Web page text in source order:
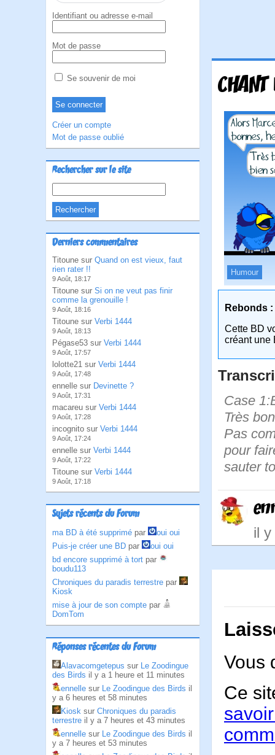
Identifiant ou adresse e-mail
Mot de passe
Se souvenir de moi
Créer un compte
Mot de passe oublié
Rechercher sur le site
Derniers commentaires
Titoune sur Quand on est vieux, faut
rien rater !!
9 Août, 18:17
Titoune sur Si on ne veut pas finir
comme la grenouille !
9 Août, 18:16
Titoune sur Verbi 1444
9 Août, 18:13
Pégase53 sur Verbi 1444
9 Août, 17:57
lolotte21 sur Verbi 1444
9 Août, 17:48
ennelle sur Devinette ?
9 Août, 17:31
macareu sur Verbi 1444
9 Août, 17:28
incognito sur Verbi 1444
9 Août, 17:24
ennelle sur Verbi 1444
9 Août, 17:22
Titoune sur Verbi 1444
9 Août, 17:18
Sujets récents du Forum
ma BD à été supprimé par
oui oui
Puis-je créer une BD par
oui oui
bd encore supprimé à tort par
boudu113
Chroniques du paradis terrestre par
Kiosk
mise à jour de son compte par
DomTom
Réponses récentes du Forum
Alavacomgetepus sur Le Zoodingue
des Birds il y a 1 heure et 11 minutes
ennelle sur Le Zoodingue des Birds il
y a 6 heures et 58 minutes
Kiosk sur Chroniques du paradis
terrestre il y a 7 heures et 43 minutes
ennelle sur Le Zoodingue des Birds il
y a 7 heures et 53 minutes
Humour
Rebonds :
Cette BD
créant une
Case
Très
Pas
pour
sauter
il y
Vous
Ce